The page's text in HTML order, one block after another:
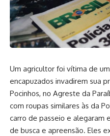
Um agricultor foi vítima de
encapuzados invadirem sua
Pocinhos, no Agreste da
com roupas similares às da
carro de passeio e alegaram
de busca e apreensão. Eles